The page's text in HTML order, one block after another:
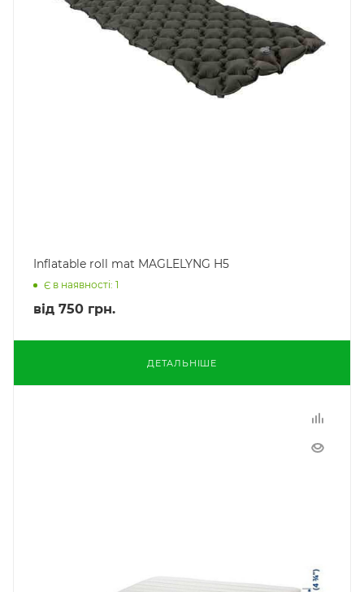
Inflatable roll mat MAGLELYNG H5
Є в наявності: 1
від 750 грн.
ДЕТАЛЬНІШЕ